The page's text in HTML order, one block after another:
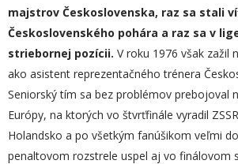
majstrov Československa, raz sa stali
Československého pohára a raz sa v
striebornej pozícii. V roku 1976 však zažil
ako asistent reprezentačného trénera
Seniorský tím sa bez problémov prebojoval
Európy, na ktorých vo štvrťfinále vyradil
Holandsko a po všetkým fanúšikom veľmi
penaltovom rozstrele uspel aj vo finálovom